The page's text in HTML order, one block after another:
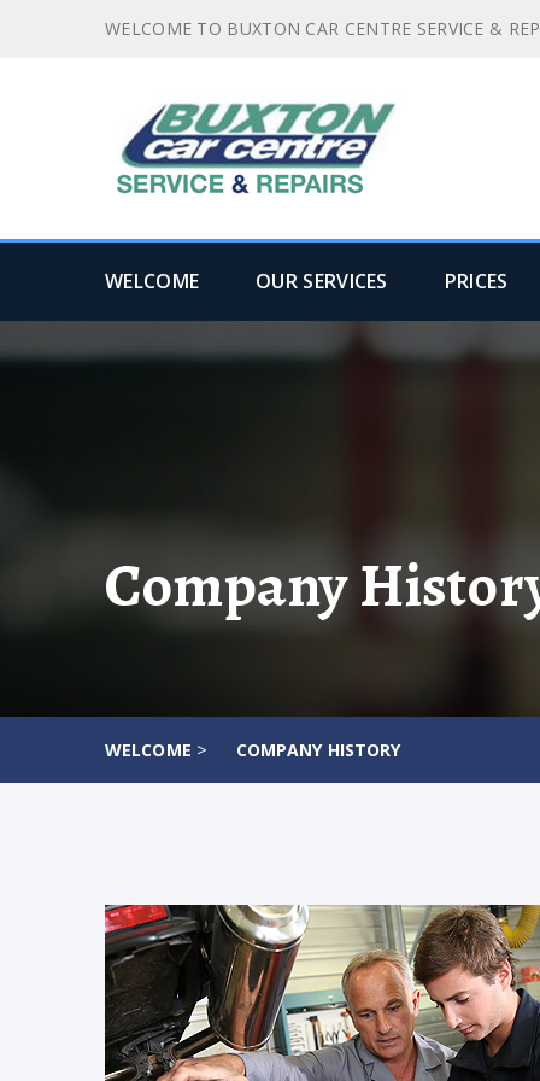
WELCOME TO BUXTON CAR CENTRE SERVICE &
WELCOME OUR SERVICES PRICES
Company
WELCOME > COMPANY HISTORY